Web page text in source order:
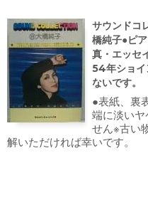
サウンドコ
橋純子●ピ
真・エッセ
54年ショイ
ないです。
●表紙、裏
端に淡い
せん※古い
解いただければ幸いです。